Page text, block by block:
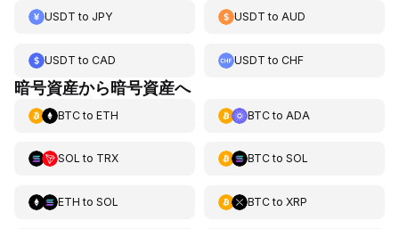
USDT to JPY USDT toAUD
USDT to CAD USDT toCHF
暗号資産から暗号資産へ
BTCto ETH BTCto ADA
SOL to TRX BTCto SOL
ETH to SOL BTCto XRP